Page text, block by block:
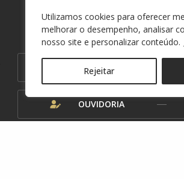
Utilizamos cookies para oferecer
melhorar o desempenho, analisar
nosso site e personalizar conteúdo.
Rejeitar
WEBMAIL
OUVIDORIA